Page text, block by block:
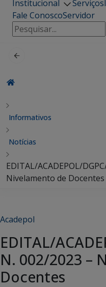
Institucional Serviços
Fale ConoscoServidor
Pesquisar
por:
Informativos
Notícias
EDITAL/ACADEPOL/
Nivelamento de Docentes
Acadepol
EDITAL/
N. 002/2023 –
Docentes